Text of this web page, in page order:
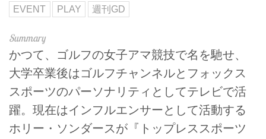
EVENT PLAY 週刊GD
かつて、ゴルフの女子アマ競技で名を馳せ、
大学卒業後はゴルフチャンネルとフォックス
スポーツのパーソナリティとしてテレビで活
躍。現在はインフルエンサーとして活動する
ホリー・ソンダースが『トップレススポーツ